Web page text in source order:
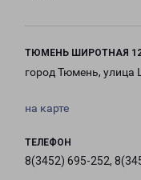
ТЮМЕНЬ ШИРОТНАЯ
город Тюмень, улица
на карте
ТЕЛЕФОН
8(3452) 695-252,